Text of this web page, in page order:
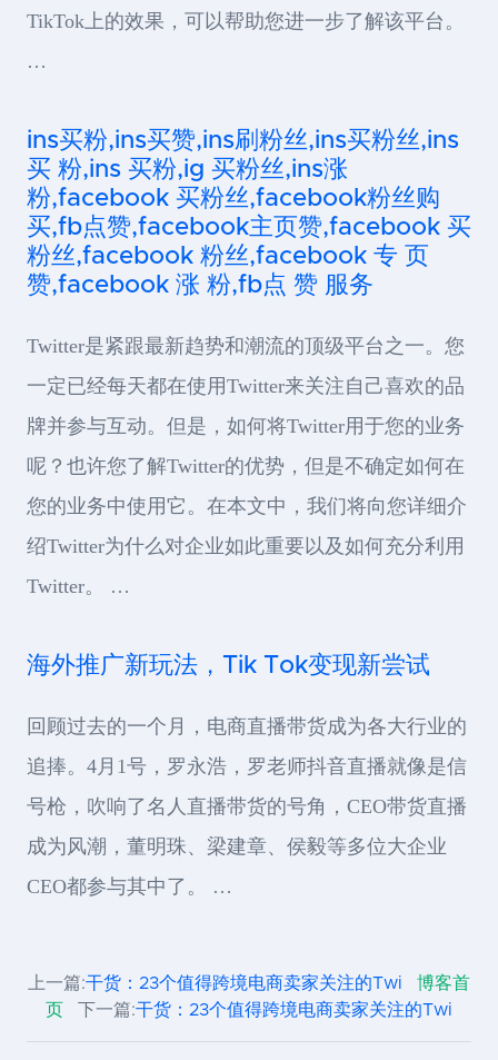
TikTok上的效果，可以帮助您进一步了解该平台。
…
ins买粉,ins买赞,ins刷粉丝,ins买粉丝,ins
买 粉,ins 买粉,ig 买粉丝,ins涨
粉,facebook 买粉丝,facebook粉丝购
买,fb点赞,facebook主页赞,facebook 买
粉丝,facebook 粉丝,facebook 专 页
赞,facebook 涨 粉,fb点 赞 服务
Twitter是紧跟最新趋势和潮流的顶级平台之一。您
一定已经每天都在使用Twitter来关注自己喜欢的品
牌并参与互动。但是，如何将Twitter用于您的业务
呢？也许您了解Twitter的优势，但是不确定如何在
您的业务中使用它。在本文中，我们将向您详细介
绍Twitter为什么对企业如此重要以及如何充分利用
Twitter。 …
海外推广新玩法，Tik Tok变现新尝试
回顾过去的一个月，电商直播带货成为各大行业的
追捧。4月1号，罗永浩，罗老师抖音直播就像是信
号枪，吹响了名人直播带货的号角，CEO带货直播
成为风潮，董明珠、梁建章、侯毅等多位大企业
CEO都参与其中了。 …
上一篇:干货：23个值得跨境电商卖家关注的Twi
博客首
页
下一篇:干货：23个值得跨境电商卖家关注的Twi